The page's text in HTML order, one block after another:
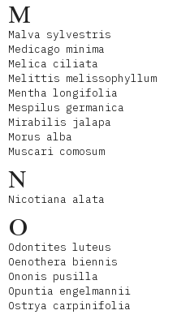
M
Malva sylvestris
Medicago minima
Melica ciliata
Melittis melissophyllum
Mentha longifolia
Mespilus germanica
Mirabilis jalapa
Morus alba
Muscari comosum
N
Nicotiana alata
O
Odontites luteus
Oenothera biennis
Ononis pusilla
Opuntia engelmannii
Ostrya carpinifolia